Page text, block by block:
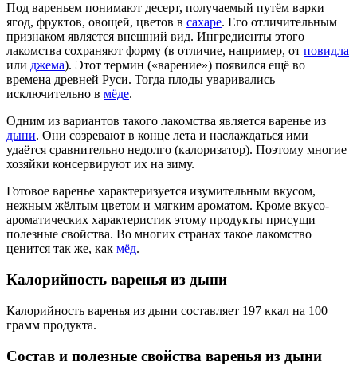
Под вареньем понимают десерт, получаемый путём варки
ягод, фруктов, овощей, цветов в сахаре. Его отличительным
признаком является внешний вид. Ингредиенты этого
лакомства сохраняют форму (в отличие, например, от повидла
или джема). Этот термин («варение») появился ещё во
времена древней Руси. Тогда плоды уваривались
исключительно в мёде.
Одним из вариантов такого лакомства является варенье из
дыни. Они созревают в конце лета и наслаждаться ими
удаётся сравнительно недолго (калоризатор). Поэтому многие
хозяйки консервируют их на зиму.
Готовое варенье характеризуется изумительным вкусом,
нежным жёлтым цветом и мягким ароматом. Кроме вкусо-
ароматических характеристик этому продукты присущи
полезные свойства. Во многих странах такое лакомство
ценится так же, как мёд.
Калорийность варенья из дыни
Калорийность варенья из дыни составляет 197 ккал на 100
грамм продукта.
Состав и полезные свойства варенья из дыни